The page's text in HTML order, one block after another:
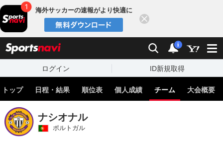
海外サッカーの速報がより快適に
検索 通知
i
ログイン ID新規取得
トップ 日程・結果 順位表 個人成績 チーム 大会概要
ナシオナル
ポルトガル